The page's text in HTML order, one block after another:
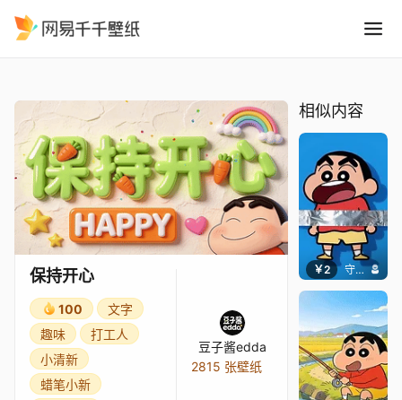
保持开心
100
文字
趣味
打工人
小清新
蜡笔小新
豆子酱edda
2815 张壁纸
相似内容
￥2 守望者